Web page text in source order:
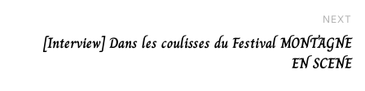
NEXT
[Interview] Dans les coulisses du Festival MONTAGNE
EN SCENE